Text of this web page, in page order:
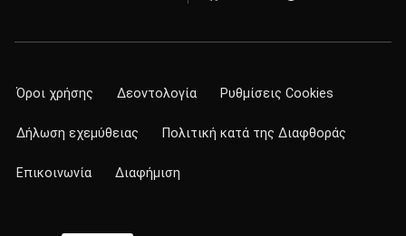
Όροι χρήσης Δεοντολογία Ρυθμίσεις Cookies
Δήλωση εχεμύθειας Πολιτική κατά της Διαφθοράς
Επικοινωνία Διαφήμιση